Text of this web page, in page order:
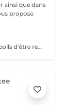
ainsi que dans
propose
Le Browlift est une technique qui permet aux poils d'être redensifiés et redressés. Le sourcil est plus fourni et plus étoffé. Le Browlift permet d'embellir et de redessiner le regard tout en restant très naturel. Ce soin dure entre 6 à 8 semaines. Il est conseillé d'attendre 8 semaines entre chaque procédure. La teinture dure entre 2 à 4 semaines.